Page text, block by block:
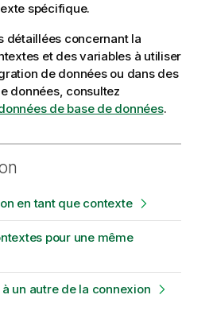
spécifique.
détaillées concernant la
et des variables à utiliser
de données ou dans des
données, consultez
de base de données.
en tant que contexte
pour une même
un autre de la connexion